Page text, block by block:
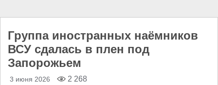
Группа иностранных наёмников
ВСУ сдалась в плен под
Запорожьем
3 июня 2026 2 268